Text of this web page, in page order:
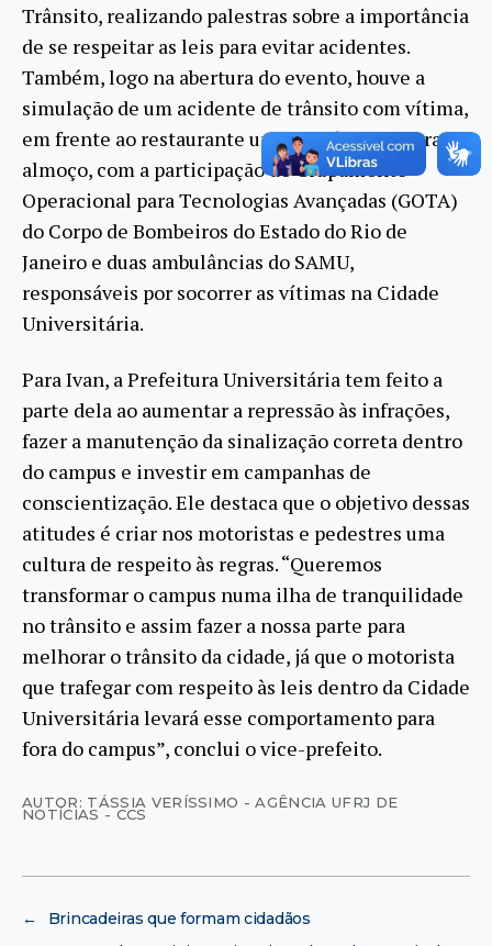
Trânsito, realizando palestras sobre a importância
de se respeitar as leis para evitar acidentes.
Também, logo na abertura do evento, houve a
simulação de um acidente de trânsito com vítima,
em frente ao restaurante universitário, na hora do
almoço, com a participação do Grupamento
Operacional para Tecnologias Avançadas (GOTA)
do Corpo de Bombeiros do Estado do Rio de
Janeiro e duas ambulâncias do SAMU,
responsáveis por socorrer as vítimas na Cidade
Universitária.
Para Ivan, a Prefeitura Universitária tem feito a
parte dela ao aumentar a repressão às infrações,
fazer a manutenção da sinalização correta dentro
do campus e investir em campanhas de
conscientização. Ele destaca que o objetivo dessas
atitudes é criar nos motoristas e pedestres uma
cultura de respeito às regras. “Queremos
transformar o campus numa ilha de tranquilidade
no trânsito e assim fazer a nossa parte para
melhorar o trânsito da cidade, já que o motorista
que trafegar com respeito às leis dentro da Cidade
Universitária levará esse comportamento para
fora do campus”, conclui o vice-prefeito.
AUTOR: TÁSSIA VERÍSSIMO - AGÊNCIA UFRJ DE
NOTÍCIAS - CCS
←
Brincadeiras que formam cidadãos